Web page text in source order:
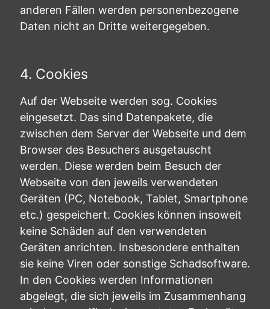
anderen Fällen werden personenbezogene
Daten nicht an Dritte weitergegeben.
4. Cookies
Auf der Webseite werden sog. Cookies
eingesetzt. Das sind Datenpakete, die
zwischen dem Server der Webseite und dem
Browser des Besuchers ausgetauscht
werden. Diese werden beim Besuch der
Webseite von den jeweils verwendeten
Geräten (PC, Notebook, Tablet, Smartphone
etc.) gespeichert. Cookies können insoweit
keine Schäden auf den verwendeten
Geräten anrichten. Insbesondere enthalten
sie keine Viren oder sonstige Schadsoftware.
In den Cookies werden Informationen
abgelegt, die sich jeweils im Zusammenhang